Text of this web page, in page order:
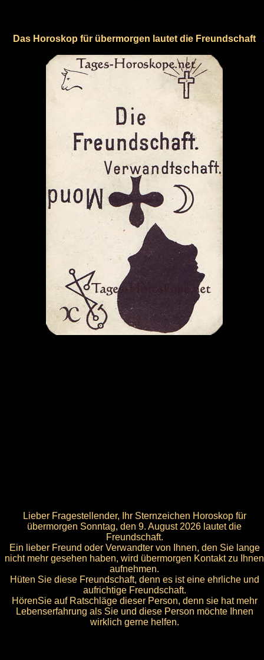
Das Horoskop für übermorgen lautet die Freundschaft
Lieber Fragestellender, Ihr Sternzeichen Horoskop für
übermorgen Sonntag, den 9. August 2026 lautet die
Freundschaft.
Ein lieber Freund oder Verwandter von Ihnen, den Sie lange
nicht mehr gesehen haben, wird übermorgen Kontakt zu Ihnen
aufnehmen.
Hüten Sie diese Freundschaft, denn es ist eine ehrliche und
aufrichtige Freundschaft.
HörenSie auf Ratschläge dieser Person, denn sie hat mehr
Lebenserfahrung als Sie und diese Person möchte Ihnen
wirklich gerne helfen.